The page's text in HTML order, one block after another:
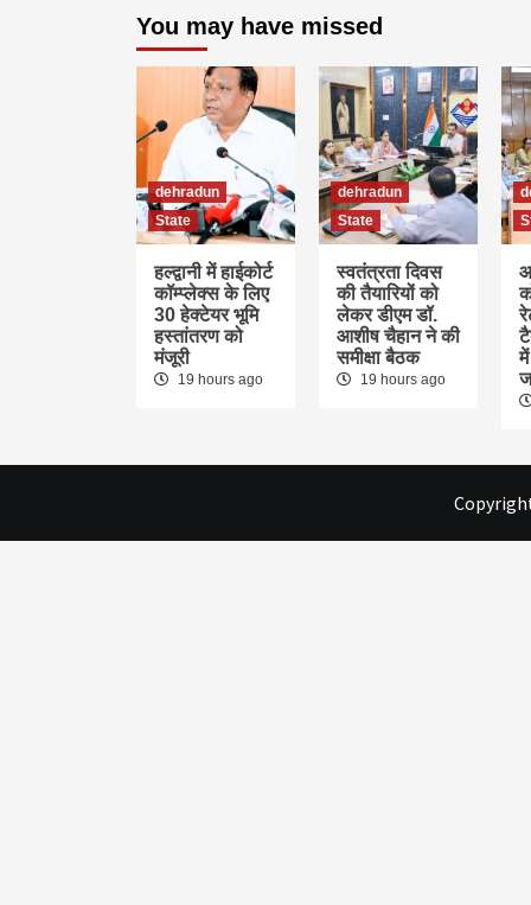
You may have missed
dehradun
State
हल्द्वानी में हाईकोर्ट
कॉम्प्लेक्स के लिए
30 हेक्टेयर भूमि
हस्तांतरण को
मंजूरी
19 hours ago
dehradun
State
स्वतंत्रता दिवस
की तैयारियों को
लेकर डीएम डॉ.
आशीष चैहान ने की
समीक्षा बैठक
19 hours ago
में